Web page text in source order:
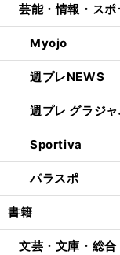
芸能・情報・スポ
Myojo
週プレNEWS
週プレ グラジ
Sportiva
パラスポ
書籍
文芸・文庫・総合